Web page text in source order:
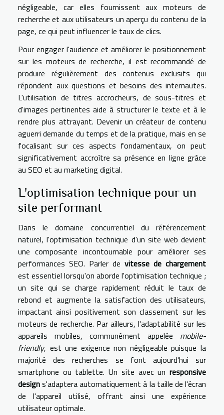
négligeable, car elles fournissent aux moteurs de
recherche et aux utilisateurs un aperçu du contenu de la
page, ce qui peut influencer le taux de clics.
Pour engager l'audience et améliorer le positionnement
sur les moteurs de recherche, il est recommandé de
produire régulièrement des contenus exclusifs qui
répondent aux questions et besoins des internautes.
L'utilisation de titres accrocheurs, de sous-titres et
d'images pertinentes aide à structurer le texte et à le
rendre plus attrayant. Devenir un créateur de contenu
aguerri demande du temps et de la pratique, mais en se
focalisant sur ces aspects fondamentaux, on peut
significativement accroître sa présence en ligne grâce
au SEO et au marketing digital.
L'optimisation technique pour un
site performant
Dans le domaine concurrentiel du référencement
naturel, l'optimisation technique d'un site web devient
une composante incontournable pour améliorer ses
performances SEO. Parler de vitesse de chargement
est essentiel lorsqu'on aborde l'optimisation technique ;
un site qui se charge rapidement réduit le taux de
rebond et augmente la satisfaction des utilisateurs,
impactant ainsi positivement son classement sur les
moteurs de recherche. Par ailleurs, l'adaptabilité sur les
appareils mobiles, communément appelée mobile-
friendly, est une exigence non négligeable puisque la
majorité des recherches se font aujourd'hui sur
smartphone ou tablette. Un site avec un responsive
designs'adaptera automatiquement à la taille de l'écran
de l'appareil utilisé, offrant ainsi une expérience
utilisateur optimale.